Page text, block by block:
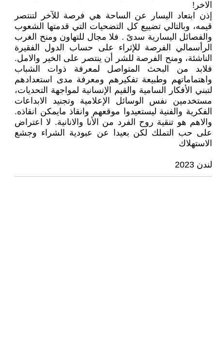
الاخر!
إذن ابتعاد اليسار عن الساحة هي فرصة للآخر لتنتصر
قيمه، وبالتالي تضييع كل التضحيات التي قدمتها الشعوب
والفصائل اليسارية سدىً . فلا مجال للتهاون ومنح الغرب
الرأسمالي الفرصة للإثراء على حساب الدول الفقيرة
الناشئة، ومنح الفرصة للشر أن ينتصر على الخير والامل.
فلابد من البحث المتواصل لمعرفة ذوات الشباب
واهتماماتهم وطبيعة تفكيرهم ومعرفة مدى استعدادهم
لتبني الأفكار السامية والقيم الإنسانية لمواجهة التحديات،
مستخدمين نفس الوسائل الإعلامية وتجنيد الابداعات
الفكرية والفنية ليستعيدوا موقعهم وانقاذ مايمكن انقاذه.
والاهم هو تنقية روح الفرد من الأنا والانانية. لا اعتراض
على حب التملك لكن بعيدا عن عبودية الشراء وجشع
الاستهلاك
لندن 2023